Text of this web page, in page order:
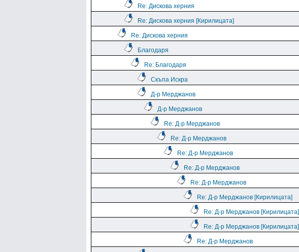
Re: Дискова херния
Re: Дискова херния [Кирилицата]
Re: Дискова херния
Благодаря
Re: Благодаря
Скъпа Искра
Д-р Мерджанов
Д-р Мерджанов
Re: Д-р Мерджанов
Re: Д-р Мерджанов
Re: Д-р Мерджанов
Re: Д-р Мерджанов
Re: Д-р Мерджанов
Re: Д-р Мерджанов [Кирилицата]
Re: Д-р Мерджанов [Кирилицата]
Re: Д-р Мерджанов [Кирилицата]
Re: Д-р Мерджанов